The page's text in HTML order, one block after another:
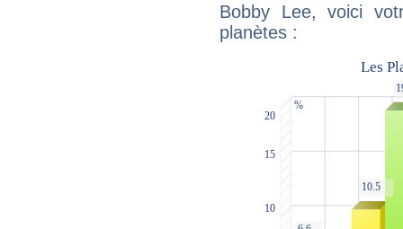
Bobby Lee, voici
planètes :